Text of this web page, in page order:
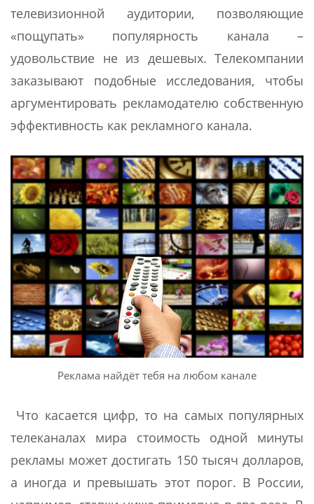
телевизионной аудитории, позволяющие
«пощупать» популярность канала –
удовольствие не из дешевых. Телекомпании
заказывают подобные исследования, чтобы
аргументировать рекламодателю собственную
эффективность как рекламного канала.
Реклама найдёт тебя на любом канале
Что касается цифр, то на самых популярных
телеканалах мира стоимость одной минуты
рекламы может достигать 150 тысяч долларов,
а иногда и превышать этот порог. В России,